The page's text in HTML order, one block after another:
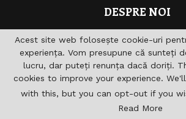
DESPRE NOI
Asociaţia are drept scop ,
relaţiilor germane-române şi în acelaşi
sprijinirea diferitelor acţiuni pentru
cultură, sport, radio, Informaţie şi de
accesului către noile căi de
primul rand obtinerea unui profit
Acest site web folosește cookie-uri
experiența. Vom presupune că sunteți
lucru, dar puteți renunța dacă doriți.
cookies to improve your experience.
with this, but you can opt-out if you
Read More